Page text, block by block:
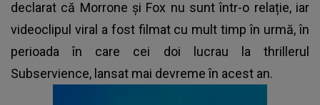
declarat că Morrone și Fox nu sunt într-o relație, iar
videoclipul viral a fost filmat cu mult timp în urmă, în
perioada în care cei doi lucrau la thrillerul
Subservience, lansat mai devreme în acest an.